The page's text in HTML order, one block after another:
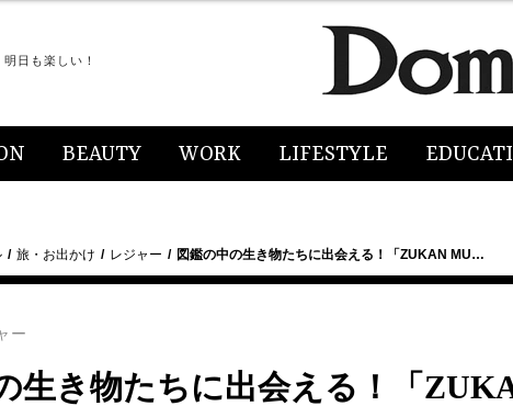
日も楽しい！
BEAUTY WORK LIFESTYLE
旅・お出かけ レジャー 図鑑の中の生き物たちに出会える！「ZUKAN MU…
ー
生き物たちに出会える！「